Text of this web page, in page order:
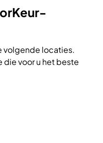
volgende locaties.
die voor u het beste